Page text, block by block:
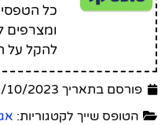
כל
ומצרפים
להקל על
פורסם בתאריך 29/10/2023
הטופס שייך לקטגוריות: